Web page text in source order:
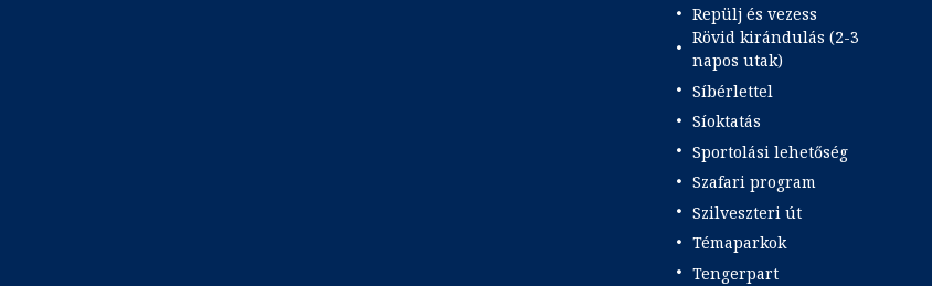
Repülj és vezess
Rövid kirándulás (2-3
napos utak)
Síbérlettel
Síoktatás
Sportolási lehetőség
Szafari program
Szilveszteri út
Témaparkok
Tengerpart